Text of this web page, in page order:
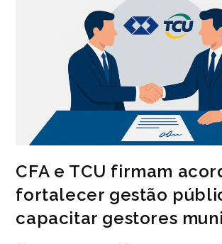
Encontro
Estratégico
CFA e TCU firmam
fortalecer gestão
capacitar gestores